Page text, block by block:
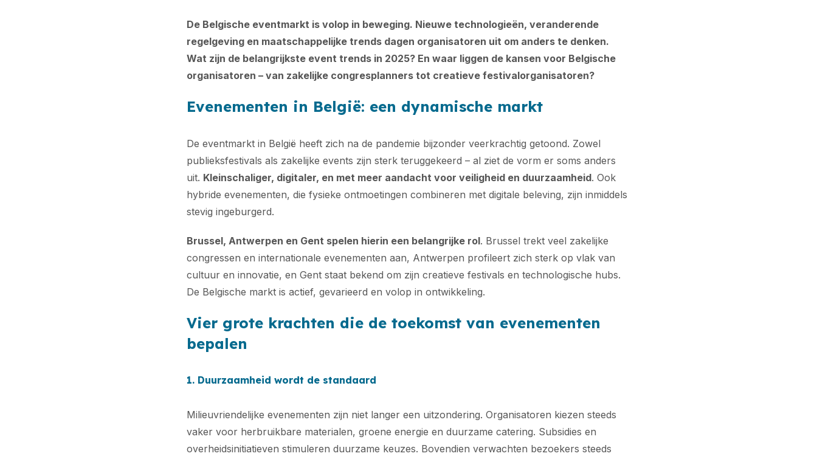
De Belgische eventmarkt is volop in beweging. Nieuwe technologieën, veranderende
regelgeving en maatschappelijke trends dagen organisatoren uit om anders te denken.
Wat zijn de belangrijkste event trends in 2025? En waar liggen de kansen voor Belgische
organisatoren – van zakelijke congresplanners tot creatieve festivalorganisatoren?
Evenementen in België: een dynamische markt
De eventmarkt in België heeft zich na de pandemie bijzonder veerkrachtig getoond. Zowel
publieksfestivals als zakelijke events zijn sterk teruggekeerd – al ziet de vorm er soms anders
uit. Kleinschaliger, digitaler, en met meer aandacht voor veiligheid en duurzaamheid. Ook
hybride evenementen, die fysieke ontmoetingen combineren met digitale beleving, zijn inmiddels
stevig ingeburgerd.
Brussel, Antwerpen en Gent spelen hierin een belangrijke rol. Brussel trekt veel zakelijke
congressen en internationale evenementen aan, Antwerpen profileert zich sterk op vlak van
cultuur en innovatie, en Gent staat bekend om zijn creatieve festivals en technologische hubs.
De Belgische markt is actief, gevarieerd en volop in ontwikkeling.
Vier grote krachten die de toekomst van evenementen
bepalen
1. Duurzaamheid wordt de standaard
Milieuvriendelijke evenementen zijn niet langer een uitzondering. Organisatoren kiezen steeds
vaker voor herbruikbare materialen, groene energie en duurzame catering. Subsidies en
overheidsinitiatieven stimuleren duurzame keuzes. Bovendien verwachten bezoekers steeds